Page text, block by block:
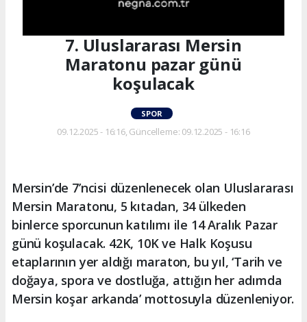
7. Uluslararası Mersin
Maratonu pazar günü
koşulacak
SPOR
09.12.2025 - 16:16, Güncelleme: 09.12.2025 - 16:16
Mersin’de 7’ncisi düzenlenecek olan Uluslararası
Mersin Maratonu, 5 kıtadan, 34 ülkeden
binlerce sporcunun katılımı ile 14 Aralık Pazar
günü koşulacak. 42K, 10K ve Halk Koşusu
etaplarının yer aldığı maraton, bu yıl, ‘Tarih ve
doğaya, spora ve dostluğa, attığın her adımda
Mersin koşar arkanda’ mottosuyla düzenleniyor.